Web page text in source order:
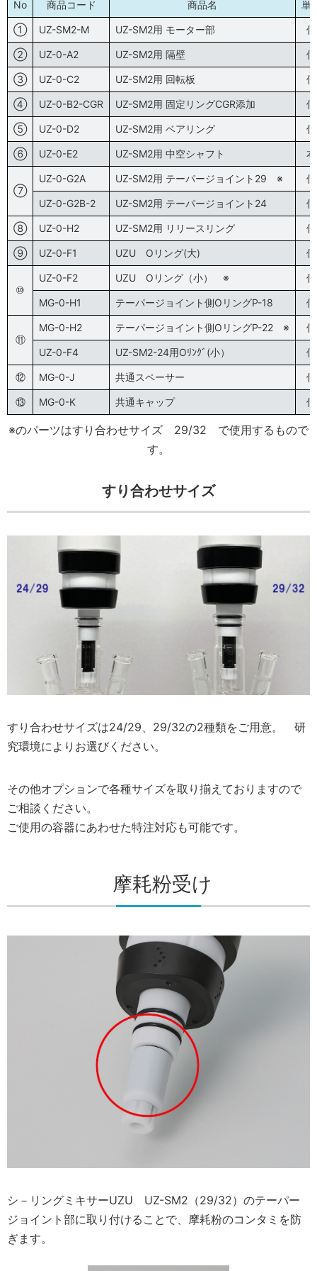
No 商品コード 商品名 単
① UZ-SM2-M UZ-SM2用 モーター部 個
② UZ-0-A2 UZ-SM2用 隔壁 個
③ UZ-0-C2 UZ-SM2用 回転板 個
④ UZ-0-B2-CGR UZ-SM2用 固定リングCGR添加 個
⑤ UZ-0-D2 UZ-SM2用 ベアリング 個
⑥ UZ-0-E2 UZ-SM2用 中空シャフト 本
⑦
UZ-0-G2A UZ-SM2用 テーパージョイント29 ※ 個
UZ-0-G2B-2 UZ-SM2用 テーパージョイント24 個
⑧ UZ-0-H2 UZ-SM2用 リリースリング 個
⑨ UZ-0-F1 UZU Oリング(大) 個
⑩
UZ-0-F2 UZU Oリング（小） ※ 個
MG-0-H1 テーパージョイント側OリングP-18 個
⑪
MG-0-H2 テーパージョイント側OリングP-22 ※ 個
UZ-0-F4 UZ-SM2-24用Oﾘﾝｸﾞ(小） 個
⑫ MG-0-J 共通スペーサー 個
⑬ MG-0-K 共通キャップ 個
※のパーツはすり合わせサイズ 29/32 で使用するもので
す。
すり合わせサイズ
すり合わせサイズは24/29、29/32の2種類をご用意。 研
究環境によりお選びください。
その他オプションで各種サイズを取り揃えておりますので
ご相談ください。
ご使用の容器にあわせた特注対応も可能です。
摩耗粉受け
シ－リングミキサーUZU UZ-SM2（29/32）のテーパー
ジョイント部に取り付けることで、摩耗粉のコンタミを防
ぎます。